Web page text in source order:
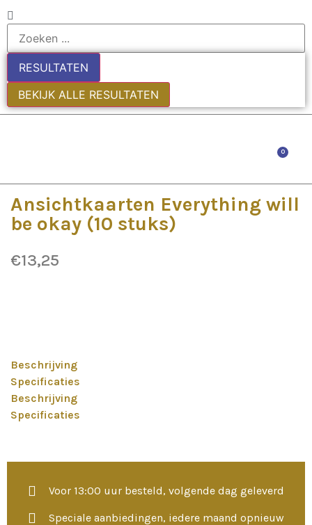
RESULTATEN
BEKIJK ALLE RESULTATEN
0
Ansichtkaarten Everything will
be okay (10 stuks)
€13,25
Beschrijving
Specificaties
Beschrijving
Specificaties
Voor 13:00 uur besteld, volgende dag geleverd
Speciale aanbiedingen, iedere maand opnieuw